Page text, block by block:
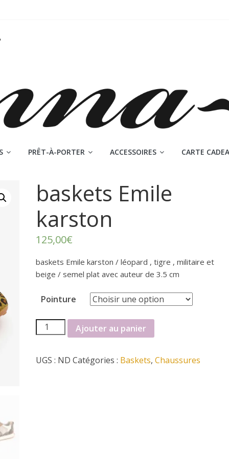
PRÊT-À-PORTER ACCESSOIRES CARTE
baskets Emile
karston
125,00€
baskets Emile karston / léopard , tigre , militaire et
beige / semel plat avec auteur de 3.5 cm
Pointure
quantité
de
Emile
Ajouter au panier
UGS : ND Catégories : Baskets, Chaussures